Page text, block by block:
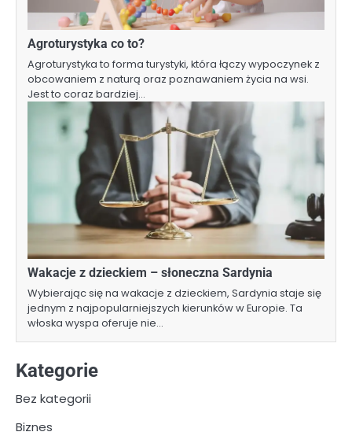
Agroturystyka co to?
Agroturystyka to forma turystyki, która łączy wypoczynek z
obcowaniem z naturą oraz poznawaniem życia na wsi.
Jest to coraz bardziej…
Wakacje z dzieckiem – słoneczna Sardynia
Wybierając się na wakacje z dzieckiem, Sardynia staje się
jednym z najpopularniejszych kierunków w Europie. Ta
włoska wyspa oferuje nie…
Kategorie
Bez kategorii
Biznes